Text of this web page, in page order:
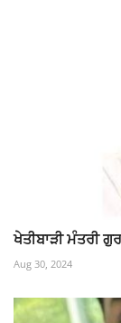
ਖੇਤੀਬਾੜੀ ਮੰਤਰੀ
Aug 30, 2024